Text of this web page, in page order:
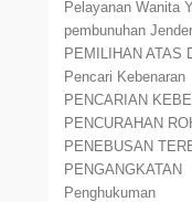
Pelayanan Wanita
pembunuhan
PEMILIHAN ATAS
Pencari Kebenaran
PENCARIAN
PENCURAHAN
PENEBUSAN
PENGANGKATAN
Penghukuman